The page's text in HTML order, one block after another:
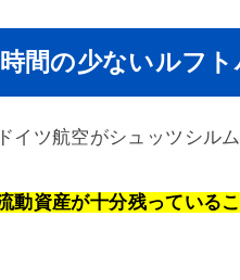
間の少ないルフ
イツ航空がシュッツシル
動資産が十分残っている